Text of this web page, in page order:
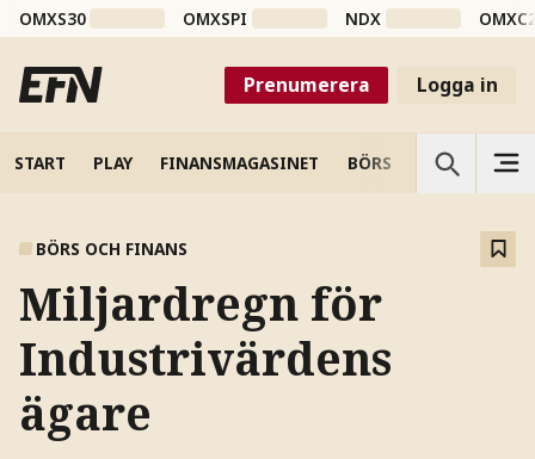
OMXS30 OMXSPI NDX
Prenumerera Logga in
START PLAY FINANSMAGASINET BÖRS VETENSKAP
BÖRS OCH FINANS
Miljardregn för
Industrivärdens
ägare